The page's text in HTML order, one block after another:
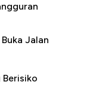
Jalan
Berisiko